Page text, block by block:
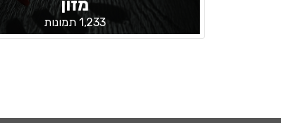
מזון
1,233 תמונות